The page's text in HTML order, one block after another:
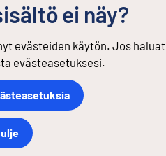
ei näy?
evästeiden käytön. Jos haluat
evästeasetuksesi.